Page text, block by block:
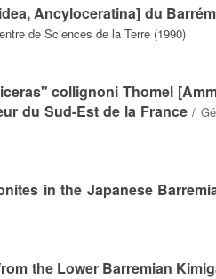
Ancyloceratina] du
de Sciences de la Terre (1990)
collignoni Thomel
du Sud-Est de la France /
in the Japanese
the Lower Barremian